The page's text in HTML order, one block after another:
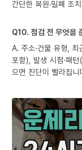
간단한 복원·밀폐 조
Q10. 점검 전 무엇을
A. 주소·건물 유형, 최
포함), 발생 시점·패
으면 진단이 빨라집니